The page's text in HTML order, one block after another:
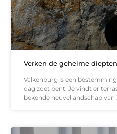
Verken de geheime
Valkenburg is een
dag zoet bent. Je vindt er
bekende heuvellandschap